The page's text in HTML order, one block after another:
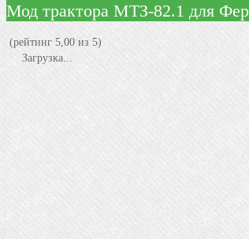
Мод трактора МТЗ-82.1 для
(рейтинг 5,00 из 5)
Загрузка...